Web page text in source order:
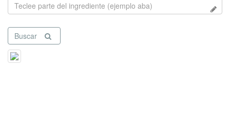
Buscar